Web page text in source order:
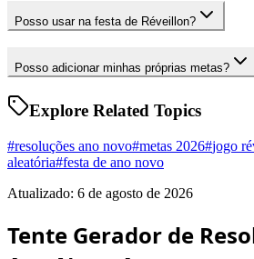
Posso usar na festa de Réveillon?
Posso adicionar minhas próprias metas?
Explore Related Topics
#resoluções ano novo#metas 2026#jogo
aleatória#festa de ano novo
Atualizado: 6 de agosto de 2026
Tente Gerador de